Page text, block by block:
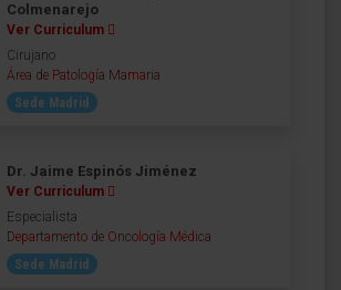
Colmenarejo
Ver Curriculum
Cirujano
Área de Patología Mamaria
Sede Madrid
Dr. Jaime Espinós Jiménez
Ver Curriculum
Especialista
Departamento de Oncología Médica
Sede Madrid